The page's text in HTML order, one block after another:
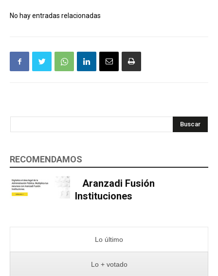
No hay entradas relacionadas
Buscar
RECOMENDAMOS
Aranzadi Fusión
Instituciones
Lo último
Lo + votado